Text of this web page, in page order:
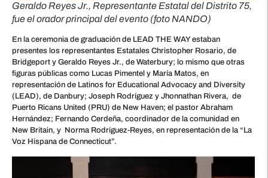
Geraldo Reyes Jr., Representante Estatal del Distrito 75,
fue el orador principal del evento (foto NANDO)
En la ceremonia de graduación de LEAD THE WAY estaban
presentes los representantes Estatales Christopher Rosario, de
Bridgeport y Geraldo Reyes Jr., de Waterbury; lo mismo que otras
figuras públicas como Lucas Pimentel y María Matos, en
representación de Latinos for Educational Advocacy and Diversity
(LEAD), de Danbury; Joseph Rodríguez y Jhonnathan Rivera, de
Puerto Ricans United (PRU) de New Haven; el pastor Abraham
Hernández; Fernando Cerdeña, coordinador de la comunidad en
New Britain, y Norma Rodríguez-Reyes, en representación de la “La
Voz Hispana de Connecticut”.